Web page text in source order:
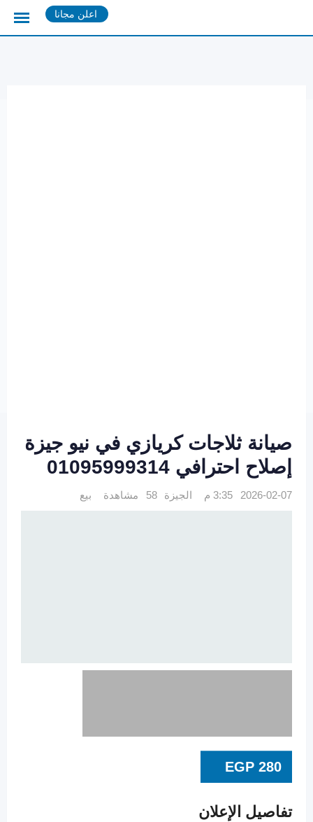
اعلن مجانا
صيانة ثلاجات كريازي في نيو جيزة
إصلاح احترافي 01095999314
2026-02-07 3:35 م الجيزة 58 مشاهدة بيع
EGP 280
تفاصيل الإعلان